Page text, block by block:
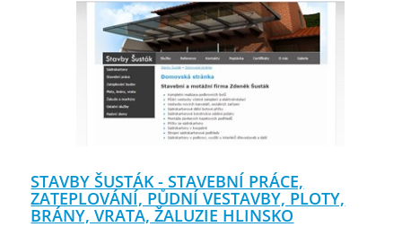
STAVBY ŠUSTÁK - STAVEBNÍ PRÁCE,
ZATEPLOVÁNÍ, PŮDNÍ VESTAVBY, PLOTY,
BRÁNY, VRATA, ŽALUZIE HLINSKO